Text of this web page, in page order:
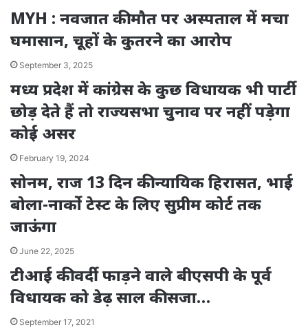
MYH : नवजात की मौत पर अस्पताल में मचा
घमासान, चूहों के कुतरने का आरोप
September 3, 2025
मध्य प्रदेश में कांग्रेस के कुछ विधायक भी पार्टी
छोड़ देते हैं तो राज्यसभा चुनाव पर नहीं पड़ेगा
कोई असर
February 19, 2024
सोनम, राज 13 दिन की न्यायिक हिरासत, भाई
बोला-नार्को टेस्ट के लिए सुप्रीम कोर्ट तक
जाऊंगा
June 22, 2025
टीआई की वर्दी फाड़ने वाले बीएसपी के पूर्व
विधायक को डेढ़ साल की सजा…
September 17, 2021